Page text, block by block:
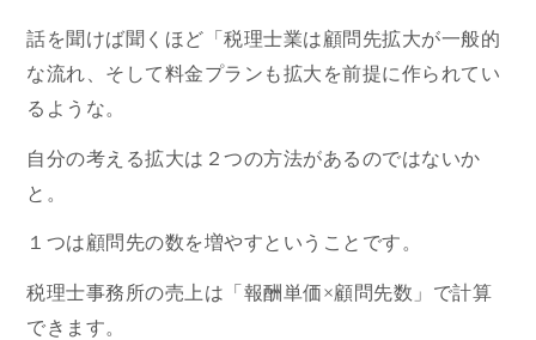
話を聞けば聞くほど「税理士業は顧問先拡大が一般的
な流れ、そして料金プランも拡大を前提に作られてい
るような。
自分の考える拡大は２つの方法があるのではないか
と。
１つは顧問先の数を増やすということです。
税理士事務所の売上は「報酬単価×顧問先数」で計算
できます。